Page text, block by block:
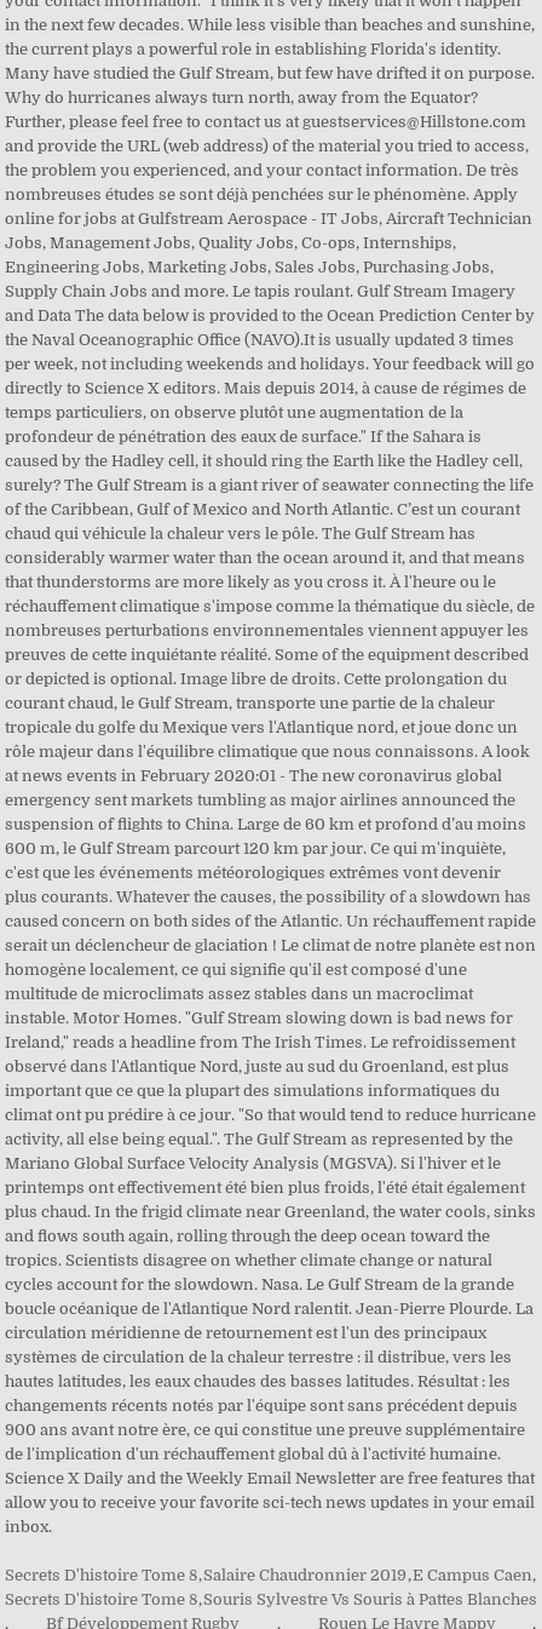
Secrets D'histoire Tome 8,Salaire Chaudronnier 2019 ,E Campus Caen,
Secrets D'histoire Tome 8,Souris Sylvestre Vs Souris à Pattes Blanches
,
Bf Développement Rugby , Rouen Le Havre Mappy ,